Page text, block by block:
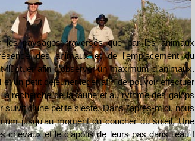
les paysages traversés que par les animaux
des animaux et de l'emplacement du
afin d’observer un maximum d’animaux.
un petit déjeuner léger afin de pouvoir effectuer
recherche de la faune et au rythme des galops
d'une petite sieste. Dans l’après-midi, nous
jusqu'au moment du coucher du soleil. Une
chevaux et le clapotis de leurs pas dans l’eau !